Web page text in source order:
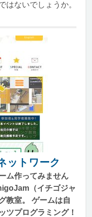
はないでしょうか。
ットワーク
ム作ってみません
（イチゴジャ
教室。 ゲームは自
ツプログラミング！